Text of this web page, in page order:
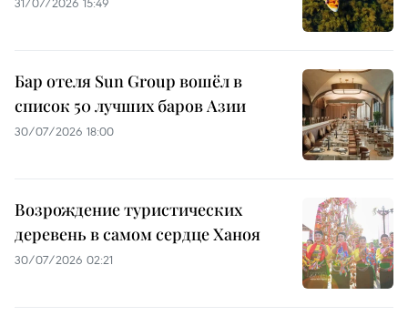
Бар отеля Sun Group вошёл в
список 50 лучших баров Азии
30/07/2026 18:00
Возрождение туристических
деревень в самом сердце Ханоя
30/07/2026 02:21